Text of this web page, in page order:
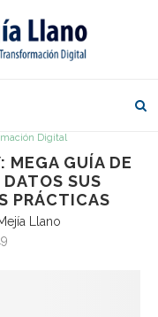
Digital
MEGA GUÍA DE
SUS
PRÁCTICAS
Llano